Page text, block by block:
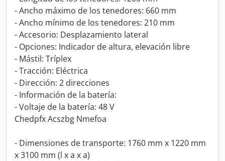
- Ancho máximo de los tenedores: 660 mm
- Ancho mínimo de los tenedores: 210 mm
- Accesorio: Desplazamiento lateral
- Opciones: Indicador de altura, elevación libre
- Mástil: Tríplex
- Tracción: Eléctrica
- Dirección: 2 direcciones
- Información de la batería:
- Voltaje de la batería: 48 V
Chedpfx Acszbg Nmefoa
- Dimensiones de transporte: 1760 mm x 1220 mm
x 3100 mm (l x a x a)